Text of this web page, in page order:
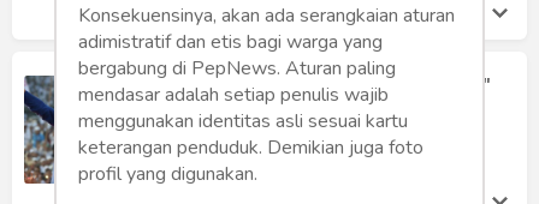
PAN dan Koalisi "Duri dalam Daging"
Aji Najiullah Thaib
Sabtu 29 Jun, 2019
Konsekuensinya, akan ada serangkaian aturan
adimistratif dan etis bagi warga yang
bergabung di PepNews. Aturan paling
mendasar adalah setiap penulis wajib
menggunakan identitas asli sesuai kartu
keterangan penduduk. Demikian juga foto
profil yang digunakan.